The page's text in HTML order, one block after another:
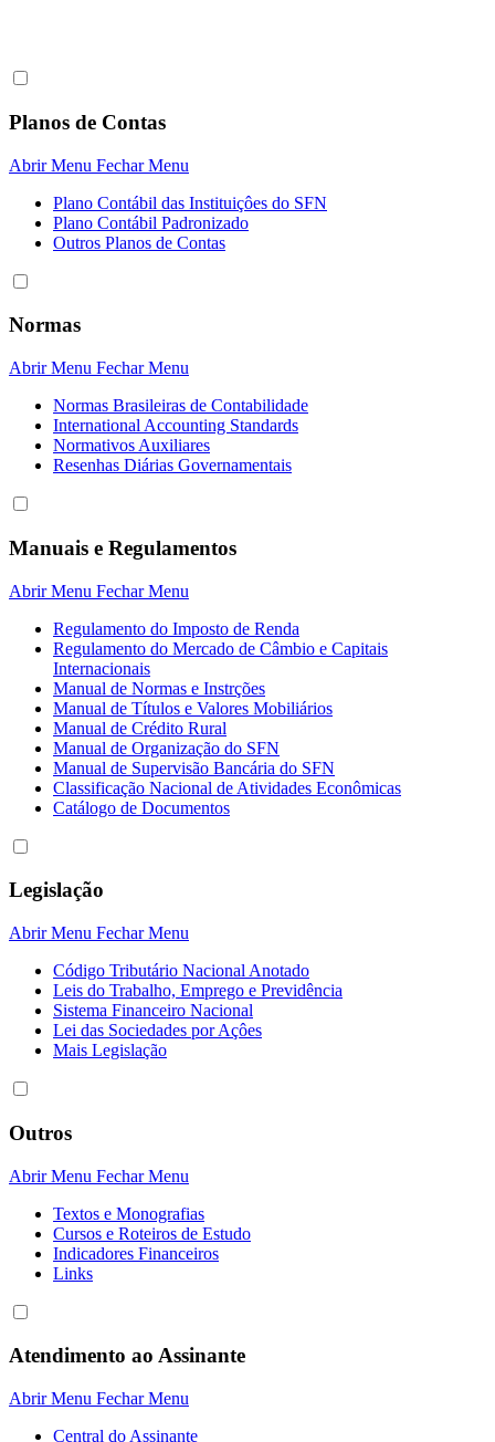
Planos de Contas
Abrir Menu Fechar Menu
Plano Contábil das Instituiçôes do SFN
Plano Contábil Padronizado
Outros Planos de Contas
Normas
Abrir Menu Fechar Menu
Normas Brasileiras de Contabilidade
International Accounting Standards
Normativos Auxiliares
Resenhas Diárias Governamentais
Manuais e Regulamentos
Abrir Menu Fechar Menu
Regulamento do Imposto de Renda
Regulamento do Mercado de Câmbio e Capitais
Internacionais
Manual de Normas e Instrções
Manual de Títulos e Valores Mobiliários
Manual de Crédito Rural
Manual de Organização do SFN
Manual de Supervisão Bancária do SFN
Classificação Nacional de Atividades Econômicas
Catálogo de Documentos
Legislação
Abrir Menu Fechar Menu
Código Tributário Nacional Anotado
Leis do Trabalho, Emprego e Previdência
Sistema Financeiro Nacional
Lei das Sociedades por Açôes
Mais Legislação
Outros
Abrir Menu Fechar Menu
Textos e Monografias
Cursos e Roteiros de Estudo
Indicadores Financeiros
Links
Atendimento ao Assinante
Abrir Menu Fechar Menu
Central do Assinante